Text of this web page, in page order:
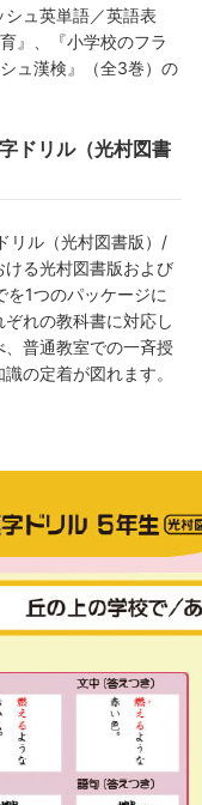
ュ英単語／英語表
』、『小学校のフラ
ュ漢検』（全3巻）の
ドリル（光村図書
リル（光村図書版）/
ける光村図書版および
1つのパッケージに
れの教科書に対応し
普通教室での一斉授
の定着が図れます。